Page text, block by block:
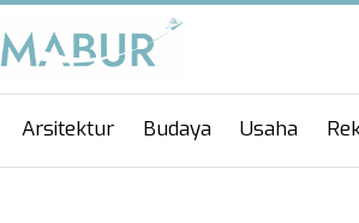
Arsitektur Budaya Usaha